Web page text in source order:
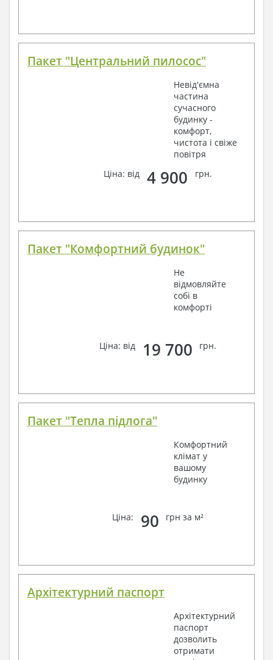
Пакет "Центральний пилосос"
Невід'ємна
частина
сучасного
будинку -
комфорт,
чистота і свіже
повітря
Ціна: від
4 900 грн.
Пакет "Комфортний будинок"
Не
відмовляйте
собі в
комфорті
Ціна: від 19 700 грн.
Пакет "Тепла підлога"
Комфортний
клімат у
вашому
будинку
Ціна: 90 грн за м²
Архітектурний паспорт
Архітектурний
паспорт
дозволить
отримати